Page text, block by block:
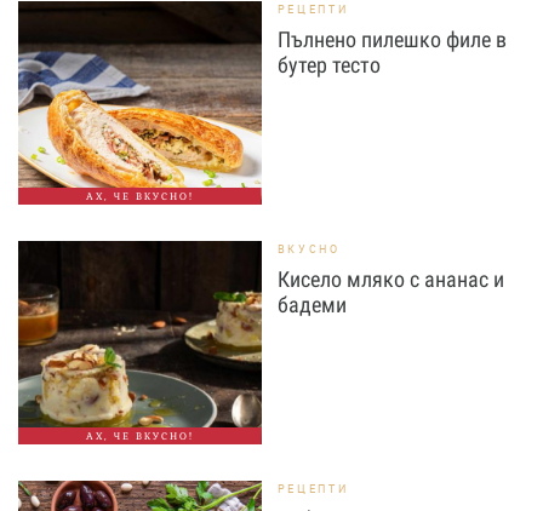
АХ, ЧЕ ВКУСНО!
РЕЦЕПТИ
Пълнено пилешко филе в
бутер тесто
АХ, ЧЕ ВКУСНО!
ВКУСНО
Кисело мляко с ананас и
бадеми
РЕЦЕПТИ